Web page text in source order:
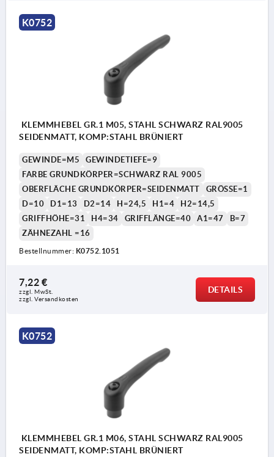
K0752
KLEMMHEBEL GR.1 M05, STAHL SCHWARZ RAL9005
SEIDENMATT, KOMP:STAHL BRÜNIERT
GEWINDE=M5
GEWINDETIEFE=9
FARBE GRUNDKÖRPER=SCHWARZ RAL 9005
OBERFLÄCHE GRUNDKÖRPER=SEIDENMATT
GRÖSSE=1
D=10
D1=13 D2=14 H=24,5 H1=4
H2=14,5
GRIFFHÖHE=31
H4=34 GRIFFLÄNGE=40 A1=47
B=7
ZÄHNEZAHL =16
Bestellnummer: K0752.1051
7,22 €
zzgl. MwSt.
zzgl. Versandkosten
DETAILS
K0752
KLEMMHEBEL GR.1 M06, STAHL SCHWARZ RAL9005
SEIDENMATT, KOMP:STAHL BRÜNIERT